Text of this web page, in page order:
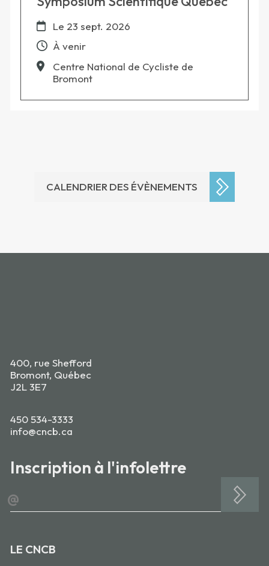
Le 23 sept. 2026
À venir
Centre National de Cycliste de
Bromont
CALENDRIER DES ÉVÈNEMENTS
400, rue Shefford
Bromont, Québec
J2L 3E7
450 534-3333
info@cncb.ca
Inscription à l'infolettre
@
LE CNCB